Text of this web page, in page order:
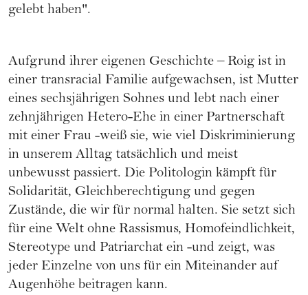
gelebt haben".
Aufgrund ihrer eigenen Geschichte – Roig ist in
einer transracial Familie aufgewachsen, ist Mutter
eines sechsjährigen Sohnes und lebt nach einer
zehnjährigen Hetero-Ehe in einer Partnerschaft
mit einer Frau -weiß sie, wie viel Diskriminierung
in unserem Alltag tatsächlich und meist
unbewusst passiert. Die Politologin kämpft für
Solidarität, Gleichberechtigung und gegen
Zustände, die wir für normal halten. Sie setzt sich
für eine Welt ohne Rassismus, Homofeindlichkeit,
Stereotype und Patriarchat ein -und zeigt, was
jeder Einzelne von uns für ein Miteinander auf
Augenhöhe beitragen kann.